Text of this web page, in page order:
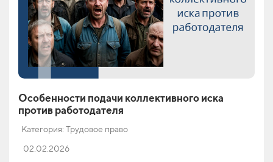
Особенности подачи коллективного иска
против работодателя
Категория: Трудовое право
02.02.2026